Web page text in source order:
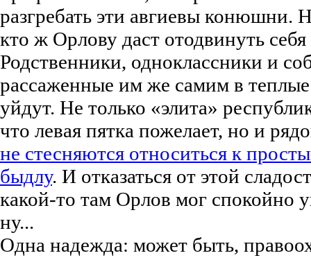
разгребать эти авгиевы конюшни.
кто ж Орлову даст отодвинуть
Родственники, одноклассники и
рассаженные им же самим в теплые
уйдут. Не только «элита»
что левая пятка пожелает, но и
не стесняются относиться к
быдлу. И отказаться от этой
какой-то там Орлов мог спокойно
ну...
Одна надежда: может быть,